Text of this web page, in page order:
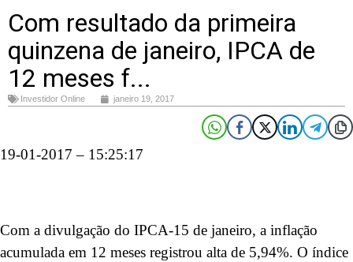
Com resultado da primeira
quinzena de janeiro, IPCA de
12 meses f...
Investidor Online janeiro 19, 2017
19-01-2017 – 15:25:17
Com a divulgação do IPCA-15 de janeiro, a inflação
acumulada em 12 meses registrou alta de 5,94%. O índice